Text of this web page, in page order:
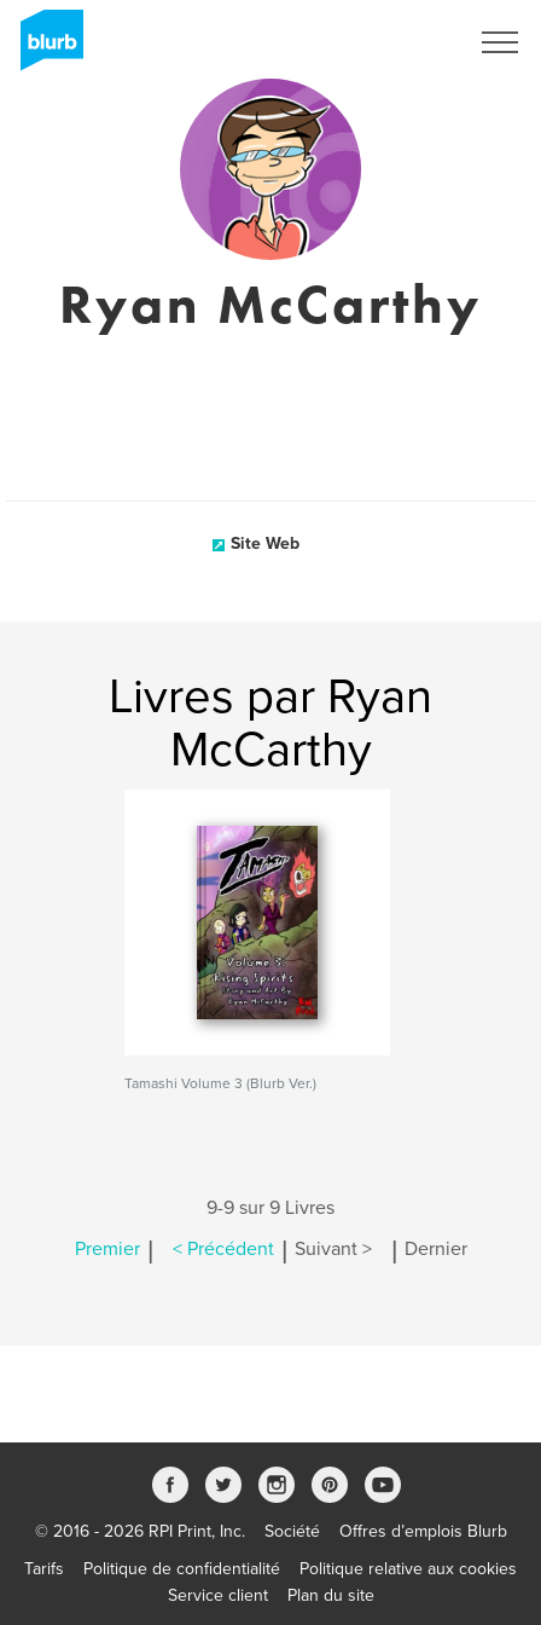
Ryan McCarthy
Site Web
Livres par Ryan
McCarthy
Tamashi Volume 3 (Blurb Ver.)
9-9 sur 9 Livres
Premier | < Précédent | Suivant > | Dernier
© 2016 - 2026 RPI Print, Inc. Société
Offres d’emplois Blurb
Tarifs
Politique de confidentialité
Politique relative aux cookies
Service client
Plan du site